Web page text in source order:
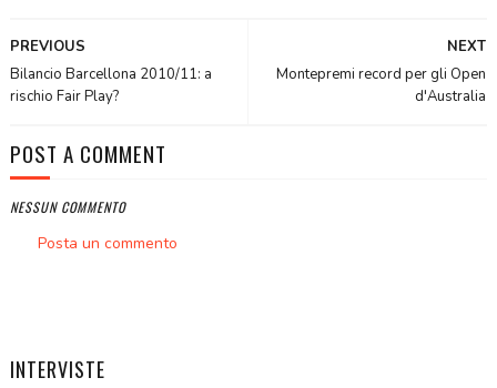
NEXT
Montepremi record per gli Open
d'Australia
PREVIOUS
Bilancio Barcellona 2010/11: a
rischio Fair Play?
POST A COMMENT
NESSUN COMMENTO
Posta un commento
INTERVISTE